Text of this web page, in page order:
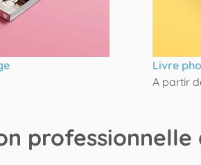
Livre
A partir